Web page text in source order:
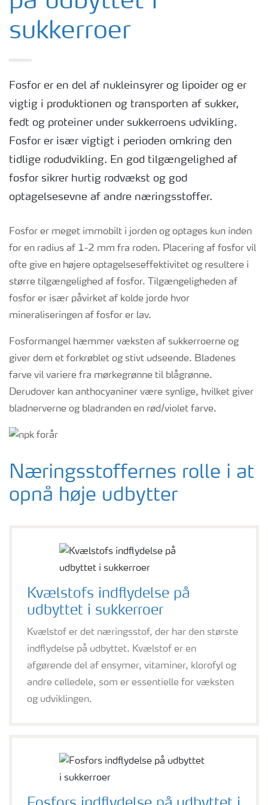
sukkerroer
Fosfor er en del af nukleinsyrer og lipoider og er
vigtig i produktionen og transporten af sukker,
fedt og proteiner under sukkerroens udvikling.
Fosfor er især vigtigt i perioden omkring den
tidlige rodudvikling. En god tilgængelighed af
fosfor sikrer hurtig rodvækst og god
optagelsesevne af andre næringsstoffer.
Fosfor er meget immobilt i jorden og optages kun inden
for en radius af 1-2 mm fra roden. Placering af fosfor vil
ofte give en højere optagelseseffektivitet og resultere i
større tilgængelighed af fosfor. Tilgængeligheden af
fosfor er især påvirket af kolde jorde hvor
mineraliseringen af fosfor er lav.
Fosformangel hæmmer væksten af sukkerroerne og
giver dem et forkrøblet og stivt udseende. Bladenes
farve vil variere fra mørkegrønne til blågrønne.
Derudover kan anthocyaniner være synlige, hvilket giver
bladnerverne og bladranden en rød/violet farve.
Næringsstoffernes rolle i at
opnå høje udbytter
Kvælstofs indflydelse på
udbyttet i sukkerroer
Kvælstof er det næringsstof, der har den største
indflydelse på udbyttet. Kvælstof er en
afgørende del af ensymer, vitaminer, klorofyl og
andre celledele, som er essentielle for væksten
og udviklingen.